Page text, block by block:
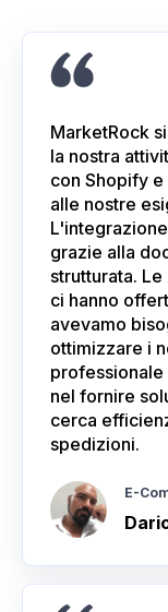
MarketRock
la nostra
con Shopify
alle nostre
grazie alla
strutturata.
ci hanno
avevamo
ottimizzare i
nel fornire
cerca
spedizioni.
E-